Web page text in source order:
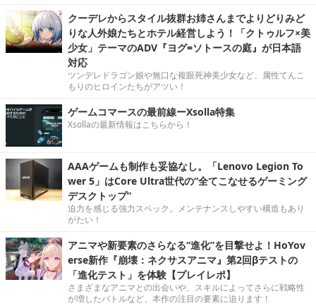
クーデレからスタイル抜群お姉さんまでよりどりみど
りな人外娘たちとホテル経営しよう！「クトゥルフ×美
少女」テーマのADV『ヨグ=ソトースの庭』が日本語
対応
ツンデレドラゴン娘や無口な複眼死神美少女など、属性てんこ
もりのヒロインたちがアツい！
ゲームコマースの最前線ーXsolla特集
Xsollaの最新情報はこちらから！
AAAゲームも制作も妥協なし。「Lenovo Legion To
wer 5」はCore Ultra世代の“全てこなせるゲーミング
デスクトップ”
迫力を感じる強力スペック。メンテナンスしやすい構造もあり
がたい！
アニマや新要素のさらなる“進化”を目撃せよ！HoYov
erse新作『崩壊：ネクサスアニマ』第2回βテストの
「進化テスト」を体験【プレイレポ】
さまざまなアニマとの出会いや、スキルによってさらに戦略性
が増したバトルなど、本作の注目の要素に迫ります！